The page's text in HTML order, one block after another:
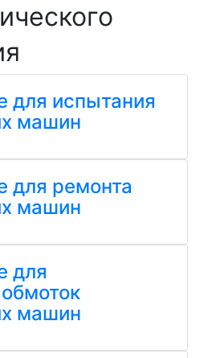
для испытания
машин
для ремонта
машин
для
машин